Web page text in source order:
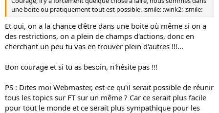
une boite ou pratiquement tout est possible. :smile: :wink2: :smile:
Et oui, on a la chance d'être dans une boite où même si on a
des restrictions, on a plein de champs d'actions, donc en
cherchant un peu tu vas en trouver plein d'autres !!!...
Bon courage et si tu as besoin, n'hésite pas !!!
PS : Dites moi Webmaster, est-ce qu'il serait possible de réunir
tous les topics sur FT sur un même ? Car ce serait plus facile
pour tout le monde et ce serait plus sympathique pour les